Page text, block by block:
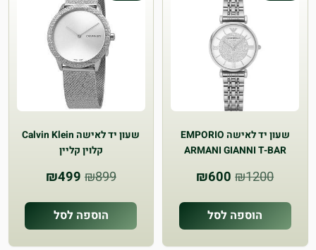
שעון יד לאישה EMPORIO
ARMANI GIANNI T-BAR
₪1200
המחיר
היה:
₪1200.
₪600
המחיר
הוא:
₪600.
הוספה לסל
שעון יד לאישה Calvin Klein
קלוין קליין
₪899
המחיר
היה:
₪899.
₪499
הוא:
₪499.
הוספה לסל